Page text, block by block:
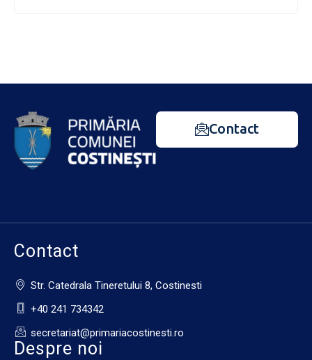
Contact
Contact
Str. Catedrala Tineretului 8, Costinesti
+40 241 734342
secretariat@primariacostinesti.ro​
Despre noi